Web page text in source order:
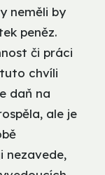
neměli by
peněz.
či práci
chvíli
daň na
ale je
nezavede,